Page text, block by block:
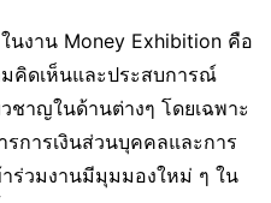
งาน Money Exhibition คือ
คิดเห็นและประสบการณ์
ชาญในด้านต่างๆ โดยเฉพาะ
รการเงินส่วนบุคคลและการ
ร่วมงานมีมุมมองใหม่ ๆ ใน